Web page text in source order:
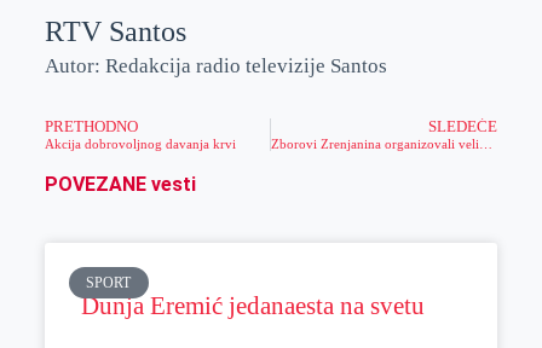
RTV Santos
Autor: Redakcija radio televizije Santos
PRETHODNO
Akcija dobrovoljnog davanja krvi
SLEDEĆE
POVEZANE vesti
SPORT
Dunja Eremić jedanaesta na svetu